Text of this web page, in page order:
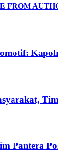
FROM
Pantera